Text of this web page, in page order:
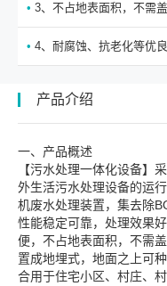
• 3、不占地表面积，不需
• 4、耐腐蚀、抗老化等优
产品介绍
一、产品概述
【污水处理一体化设备】
外生活污水处理设备的运
机废水处理装置，集去除
性能稳定可靠，处理效果
便，不占地表面积，不需
置成地埋式，地面之上可
合用于住宅小区、村庄、